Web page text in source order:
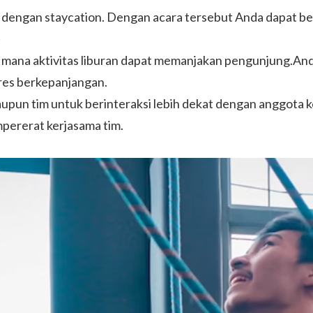
staycation. Dengan acara tersebut Anda dapat
aktivitas liburan dapat memanjakan
berkepanjangan.
tim untuk berinteraksi lebih dekat dengan anggota
kerjasama tim.